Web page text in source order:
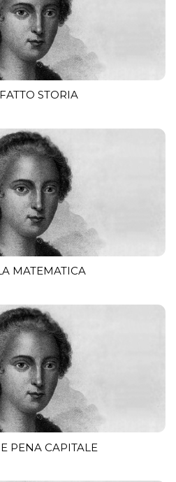
STORIA
MATEMATICA
PENA CAPITALE